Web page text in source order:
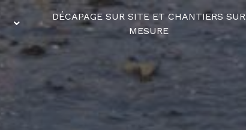
DÉCAPAGE SUR SITE ET CHANTIERS SUR
MESURE